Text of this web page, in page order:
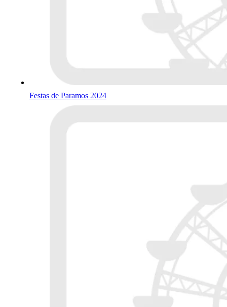
Festas de Paramos 2024